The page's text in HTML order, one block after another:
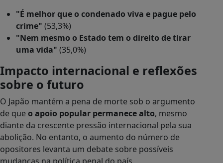
"É melhor que o condenado viva e pague pelo
crime" (53,3%)
"Nem mesmo o Estado tem o direito de tirar
uma vida" (35,0%)
Impacto internacional e reflexões
sobre o futuro
O Japão mantém a pena de morte sob o argumento
de que o apoio popular permanece alto, mesmo
diante da crescente pressão internacional pela sua
abolição. No entanto, o aumento do número de
opositores levanta um debate sobre possíveis